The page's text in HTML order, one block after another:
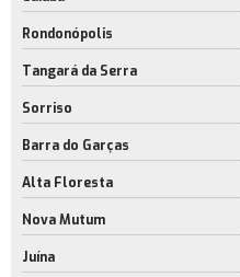
Rondonópolis
Tangará da Serra
Sorriso
Barra do Garças
Alta Floresta
Nova Mutum
Juína